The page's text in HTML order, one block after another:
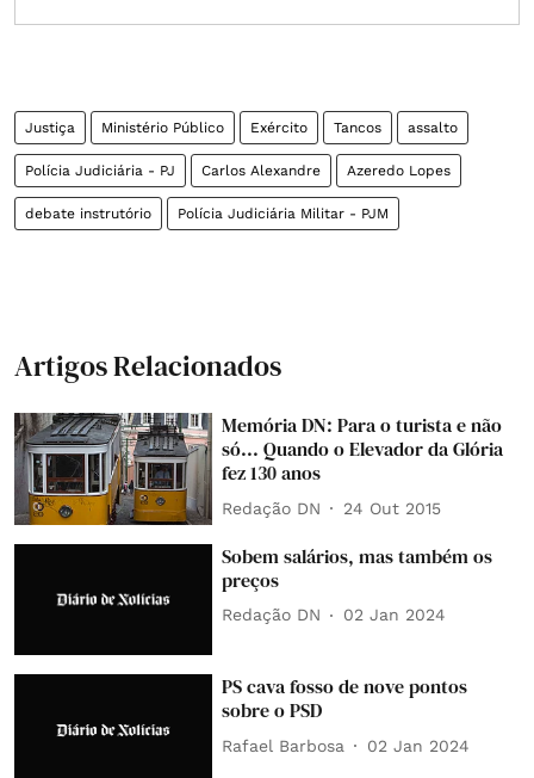
Justiça Ministério Público Exército Tancos assalto
Polícia Judiciária - PJ Carlos Alexandre Azeredo Lopes
debate instrutório Polícia Judiciária Militar - PJM
Artigos Relacionados
Memória DN: Para o turista e não
só... Quando o Elevador da Glória
fez 130 anos
Redação DN 24 Out 2015
Sobem salários, mas também os
preços
Redação DN 02 Jan 2024
PS cava fosso de nove pontos
sobre o PSD
Rafael Barbosa 02 Jan 2024